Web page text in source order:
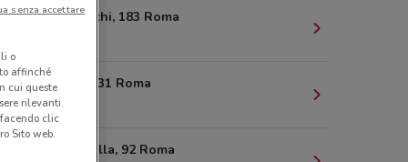
Via di Gracchi, 183 Roma
Viale Liegi, 31 Roma
3.5 km
Via di Priscilla, 92 Roma
o
affinché
cui queste
rilevanti.
clic
Sito web.
senza accettare